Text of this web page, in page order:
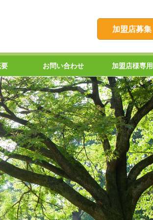
加盟店募集
お問い合わせ 加盟店様専用